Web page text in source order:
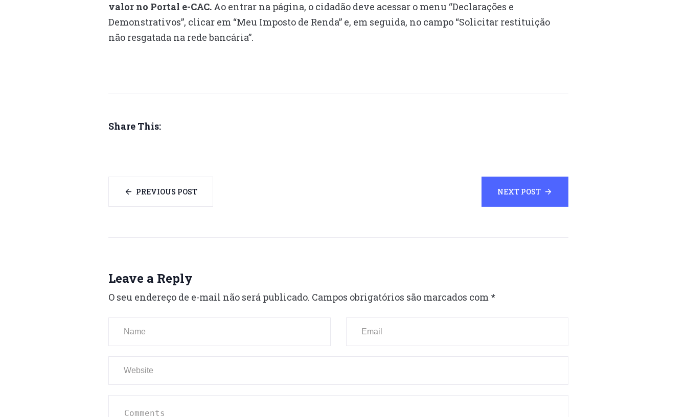
valor no Portal e-CAC. Ao entrar na página, o cidadão deve acessar o menu “Declarações e
Demonstrativos”, clicar em “Meu Imposto de Renda” e, em seguida, no campo “Solicitar restituição
não resgatada na rede bancária”.
Share This:
PREVIOUS POST NEXT POST
Leave a Reply
O seu endereço de e-mail não será publicado. Campos obrigatórios são marcados com *